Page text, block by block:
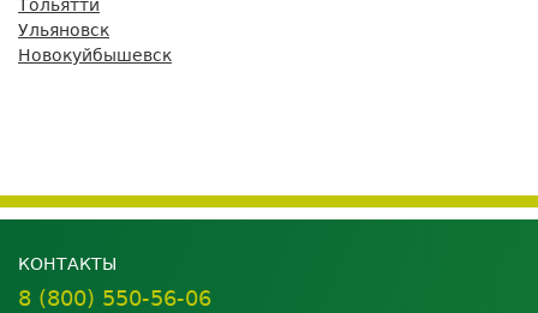
Тольятти
Ульяновск
Новокуйбышевск
КОНТАКТЫ
8 (800) 550-56-06